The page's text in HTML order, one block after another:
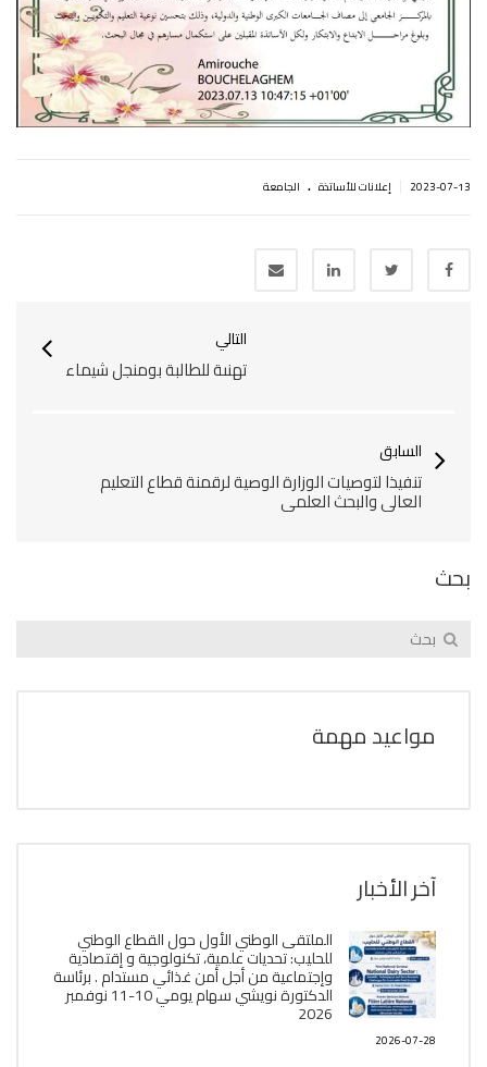
2023-07-13 إعلانات للأساتذة . الجامعة
التالي
تهنىة للطالبة بومنجل شيماء
السابق
تنفيذا لتوصيات الوزارة الوصية لرقمنة قطاع التعليم
العالي والبحث العلمي
بحث
مواعيد مهمة
آخر الأخبار
الملتقى الوطني الأول حول القطاع الوطني
للحليب: تحديات علمية، تكنولوجية و إقتصادية
وإجتماعية من أجل أمن غذائي مستدام . برئاسة
الدكتورة نويشي سهام يومي 10-11 نوفمبر
2026
2026-07-28